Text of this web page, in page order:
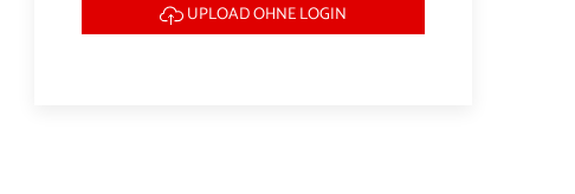
UPLOAD OHNE LOGIN